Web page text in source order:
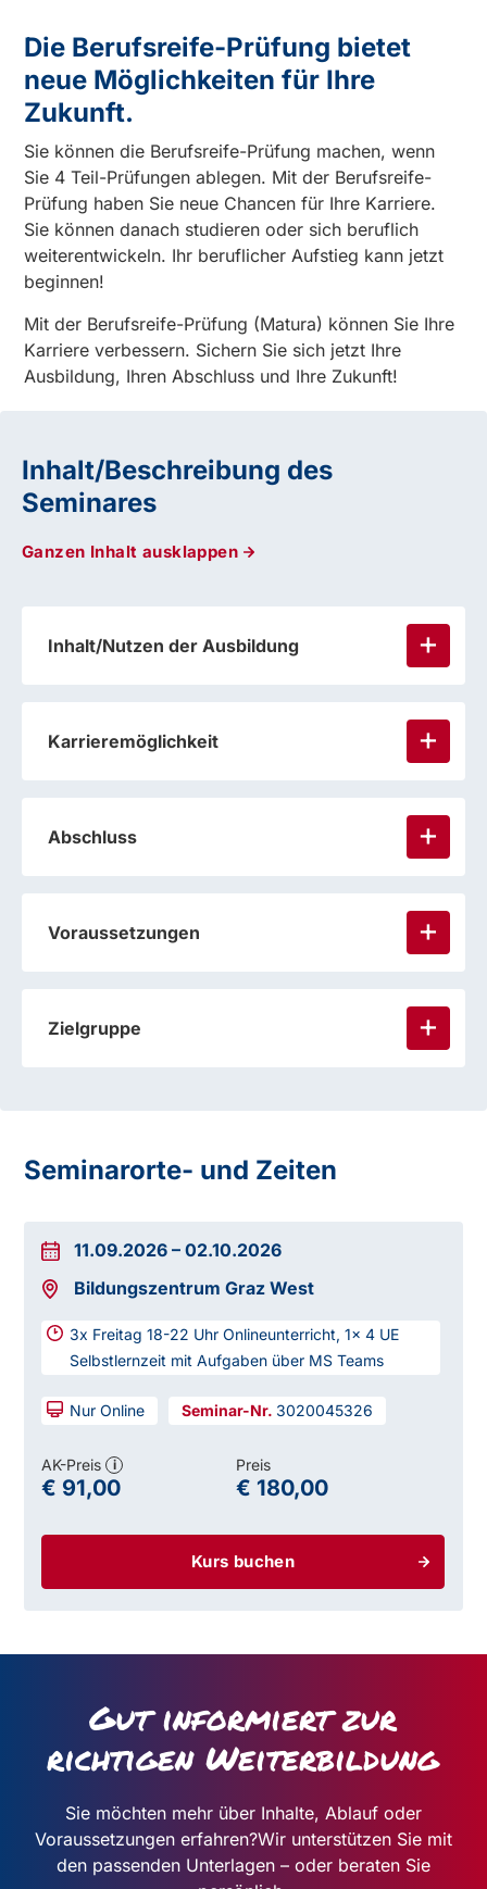
Die Berufsreife-Prüfung bietet
neue Möglichkeiten für Ihre
Zukunft.
Sie können die Berufsreife-Prüfung machen, wenn
Sie 4 Teil-Prüfungen ablegen. Mit der Berufsreife-
Prüfung haben Sie neue Chancen für Ihre Karriere.
Sie können danach studieren oder sich beruflich
weiterentwickeln. Ihr beruflicher Aufstieg kann jetzt
beginnen!
Mit der Berufsreife-Prüfung (Matura) können Sie Ihre
Karriere verbessern. Sichern Sie sich jetzt Ihre
Ausbildung, Ihren Abschluss und Ihre Zukunft!
Inhalt/Beschreibung des
Seminares
Ganzen Inhalt ausklappen
Inhalt/Nutzen der Ausbildung
Karrieremöglichkeit
Abschluss
Voraussetzungen
Zielgruppe
Seminarorte- und Zeiten
11.09.2026 –02.10.2026
Bildungszentrum Graz West
3x Freitag 18-22 Uhr Onlineunterricht, 1x 4 UE
Selbstlernzeit mit Aufgaben über MS Teams
Nur Online 3020045326
Kurs buchen
AK-Preis i
€ 91,00
Preis
€ 180,00
Gut informiert zur
richtigen Weiterbildung
Sie möchten mehr über Inhalte, Ablauf oder
Voraussetzungen erfahren?Wir unterstützen Sie mit
den passenden Unterlagen – oder beraten Sie